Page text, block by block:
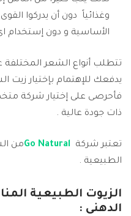
وغذائياً دون أن يدركوا
الأساسية و دون إستخدام
تتطلب أنواع الشعر المختلفة
يدفعك للإهتمام بإختيار
فأحرصى على إختيار شركة
ذات جودة عالية .
تعتبر شركة Go Naturalمن
الطبيعية .
الزيوت الطبيعية
الدهنى :